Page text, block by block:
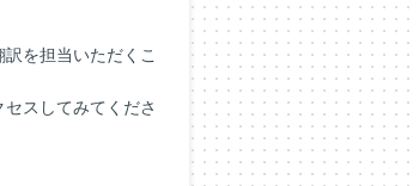
を担当いただくこ
スしてみてくださ